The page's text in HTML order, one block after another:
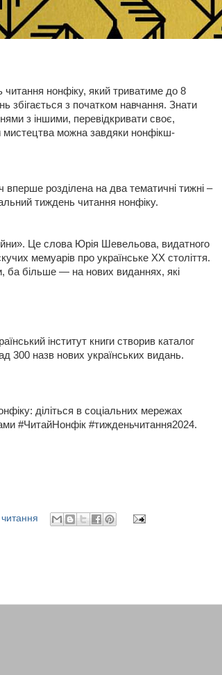
нонфіку, який триватиме до 8
збігається з початком навчання. Знати
з іншими, перевідкривати своє,
мистецтва можна завдяки нонфікш-
вперше розділена на два тематичні тижні –
тиждень читання нонфіку.
Це слова Юрія Шевельова, видатного
мемуарів про українське ХХ століття.
ба більше — на нових виданнях, які
інститут книги створив каталог
300 назв нових українських видань.
діліться в соціальних мережах
#ЧитайНонфік #тижденьчитання2024.
читання